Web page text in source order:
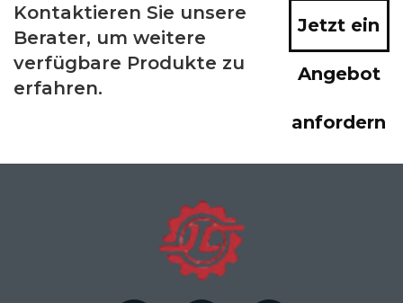
Kontaktieren Sie unsere
Berater, um weitere
verfügbare Produkte zu
erfahren.
Jetzt ein
Angebot
anfordern